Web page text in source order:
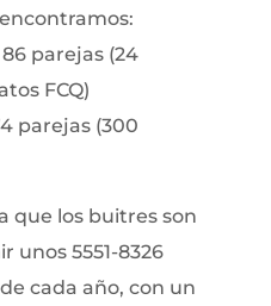
parejas (24
FCQ)
parejas (300
que los buitres son
unos 5551-8326
cada año, con un